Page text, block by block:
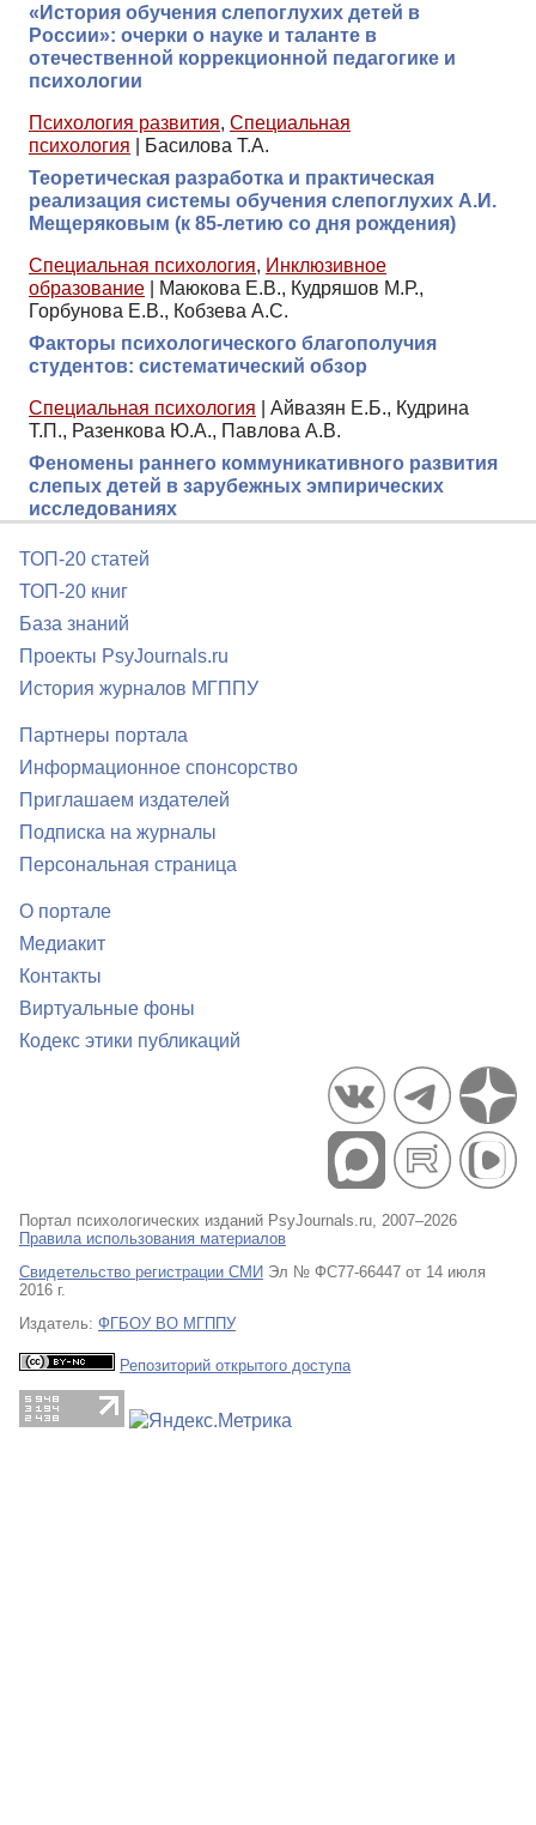
«История обучения слепоглухих детей в
России»: очерки о науке и таланте в
отечественной коррекционной педагогике и
психологии
Психология развития, Специальная
психология
Басилова Т.А.
Теоретическая разработка и практическая
реализация системы обучения слепоглухих А.И.
Мещеряковым (к 85-летию со дня рождения)
Специальная психология, Инклюзивное
образование
Маюкова Е.В., Кудряшов М.Р.,
Горбунова Е.В., Кобзева А.С.
Факторы психологического благополучия
студентов: систематический обзор
Специальная психология
Айвазян Е.Б., Кудрина
Т.П., Разенкова Ю.А., Павлова А.В.
Феномены раннего коммуникативного развития
слепых детей в зарубежных эмпирических
исследованиях
ТОП-20 статей
ТОП-20 книг
База знаний
Проекты PsyJournals.ru
История журналов МГППУ
Партнеры портала
Информационное спонсорство
Приглашаем издателей
Подписка на журналы
Персональная страница
О портале
Медиакит
Контакты
Виртуальные фоны
Кодекс этики публикаций
Портал психологических изданий PsyJournals.ru, 2007–2026
Правила использования материалов
Свидетельство регистрации СМИ Эл № ФС77-66447 от 14 июля
2016 г.
Издатель: ФГБОУ ВО МГППУ
Репозиторий открытого доступа